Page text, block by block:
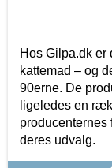
Hos Gilpa.dk er
kattemad – og
90erne. De
ligeledes en
producenternes
deres udvalg.